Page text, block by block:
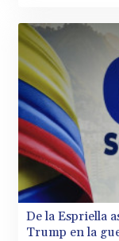
De la Espriella
Trump en la